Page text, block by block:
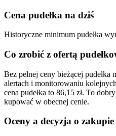
Cena pudełka na dziś
Historyczne minimum pudełka
Co zrobić z ofertą
Bez pełnej ceny bieżącej pudełka
alertach i monitorowaniu
cena pudełka to 86,15 zł. To
kupować w obecnej cenie.
Oceny a decyzja o zakupie